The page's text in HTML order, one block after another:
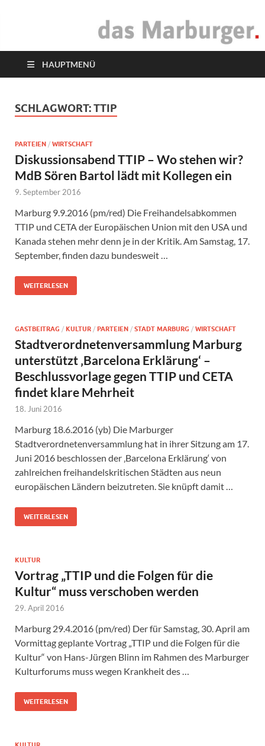
das Marburger.
HAUPTMENÜ
SCHLAGWORT:TTIP
PARTEIEN / WIRTSCHAFT
Diskussionsabend TTIP – Wo stehen wir?
MdB Sören Bartol lädt mit Kollegen ein
9. September 2016
Marburg 9.9.2016 (pm/red) Die Freihandelsabkommen
TTIP und CETA der Europäischen Union mit den USA und
Kanada stehen mehr denn je in der Kritik. Am Samstag, 17.
September, finden dazu bundesweit …
WEITERLESEN
GASTBEITRAG / KULTUR / PARTEIEN / STADT MARBURG / WIRTSCHAFT
Stadtverordnetenversammlung Marburg
unterstützt ‚Barcelona Erklärung‘ –
Beschlussvorlage gegen TTIP und CETA
findet klare Mehrheit
18. Juni 2016
Marburg 18.6.2016 (yb) Die Marburger
Stadtverordnetenversammlung hat in ihrer Sitzung am 17.
Juni 2016 beschlossen der ‚Barcelona Erklärung‘ von
zahlreichen freihandelskritischen Städten aus neun
europäischen Ländern beizutreten. Sie knüpft damit …
WEITERLESEN
KULTUR
Vortrag „TTIP und die Folgen für die
Kultur“ muss verschoben werden
29. April 2016
Marburg 29.4.2016 (pm/red) Der für Samstag, 30. April am
Vormittag geplante Vortrag „TTIP und die Folgen für die
Kultur“ von Hans-Jürgen Blinn im Rahmen des Marburger
Kulturforums muss wegen Krankheit des …
WEITERLESEN